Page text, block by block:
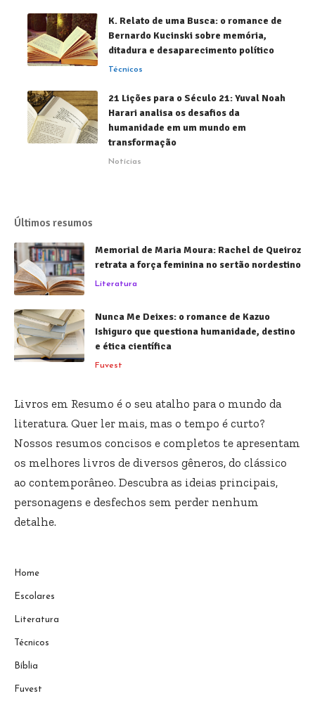
K. Relato de uma Busca: o romance de
Bernardo Kucinski sobre memória,
ditadura e desaparecimento político
Técnicos
21 Lições para o Século 21: Yuval Noah
Harari analisa os desafios da
humanidade em um mundo em
transformação
Notícias
Últimos resumos
Memorial de Maria Moura: Rachel de Queiroz
retrata a força feminina no sertão nordestino
Literatura
Nunca Me Deixes: o romance de Kazuo
Ishiguro que questiona humanidade, destino
e ética científica
Fuvest
Livros em Resumo é o seu atalho para o mundo da
literatura. Quer ler mais, mas o tempo é curto?
Nossos resumos concisos e completos te apresentam
os melhores livros de diversos gêneros, do clássico
ao contemporâneo. Descubra as ideias principais,
personagens e desfechos sem perder nenhum
detalhe.
Home
Escolares
Literatura
Técnicos
Bíblia
Fuvest